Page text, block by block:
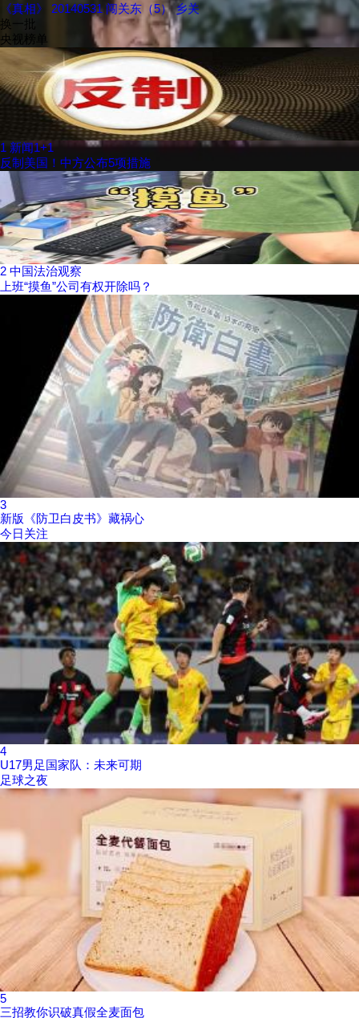
《真相》 20140531 闯关东（5） 乡关
换一批
央视榜单
1 新闻1+1
反制美国！中方公布5项措施
2 中国法治观察
上班“摸鱼”公司有权开除吗？
3
新版《防卫白皮书》藏祸心
今日关注
4
U17男足国家队：未来可期
足球之夜
5
三招教你识破真假全麦面包